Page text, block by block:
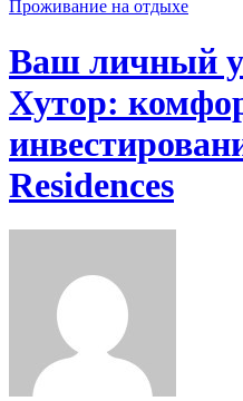
Проживание на отдыхе
Ваш личный
Хутор:
Residences